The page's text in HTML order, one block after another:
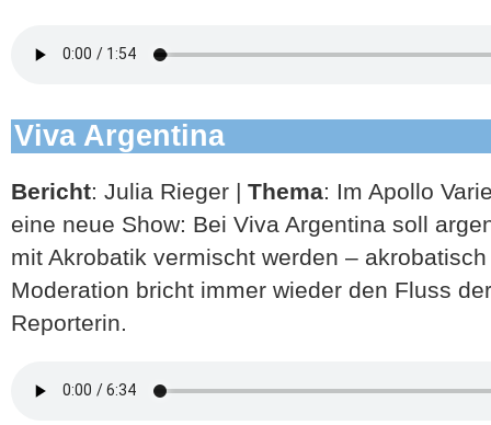
Viva Argentina
Bericht: Julia Rieger | Thema: Im Apollo
eine neue Show: Bei Viva Argentina soll
mit Akrobatik vermischt werden –
Moderation bricht immer wieder den Fluss
Reporterin.